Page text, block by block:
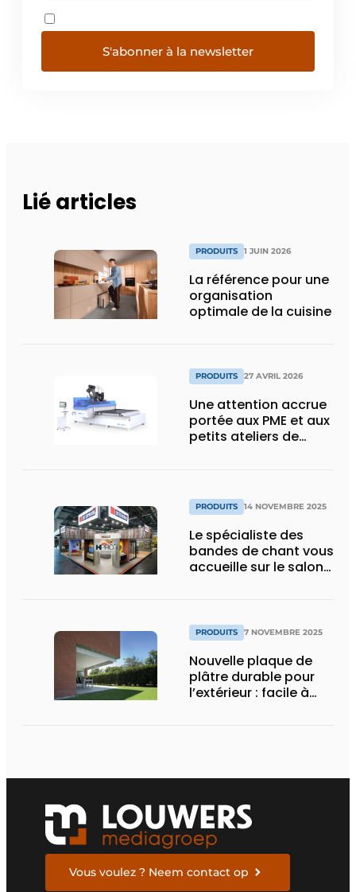
S'abonner à la newsletter
Lié articles
PRODUITS 1 JUIN 2026
La référence pour une
organisation
optimale de la cuisine
PRODUITS 27 AVRIL 2026
Une attention accrue
portée aux PME et aux
petits ateliers de
PRODUITS 14 NOVEMBRE 2025
Le spécialiste des
bandes de chant vous
accueille sur le salon
PRODUITS 7 NOVEMBRE 2025
Nouvelle plaque de
plâtre durable pour
l’extérieur : facile à
Vous voulez ? Neem contact op